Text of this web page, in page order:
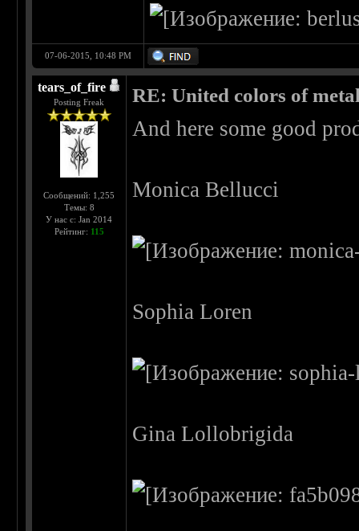
07-06-2015, 10:48 PM
tears_of_fire
Posting Freak
Сообщений: 1,255
Темы: 8
У нас с: Jan 2014
Рейтинг: 115
RE: United colors of
And here some good
Monica Bellucci
Sophia Loren
Gina Lollobrigida